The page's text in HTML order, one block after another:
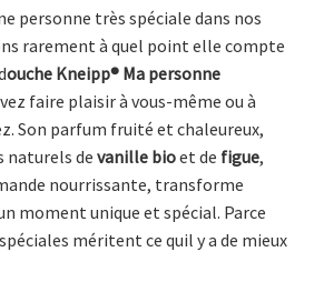
personne très spéciale dans nos
rarement à quel point elle compte
ouche Kneipp® Ma personne
faire plaisir à vous-même ou à
Son parfum fruité et chaleureux,
naturels de vanille bioet de figue,
nourrissante, transforme
moment unique et spécial. Parce
méritent ce quil y a de mieux